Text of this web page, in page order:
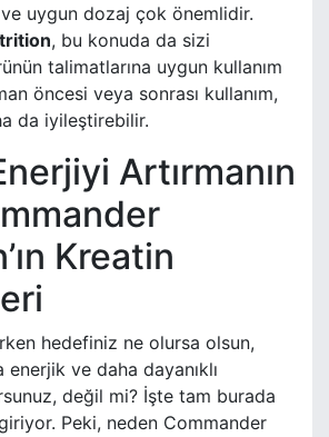
uygun dozaj çok önemlidir.
, bu konuda da sizi
talimatlarına uygun kullanım
öncesi veya sonrası kullanım,
da iyileştirebilir.
Artırmanın
Kreatin
hedefiniz ne olursa olsun,
ve daha dayanıklı
değil mi? İşte tam burada
Peki, neden Commander